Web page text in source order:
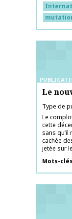
Le
Type de
Le
cette
sans
cachée
jetée sur
Mots-clés